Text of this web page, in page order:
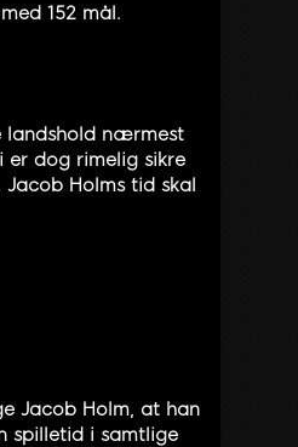
152 mål.
landshold nærmest
dog rimelig sikre
Holms tid skal
Jacob Holm, at han
spilletid i samtlige